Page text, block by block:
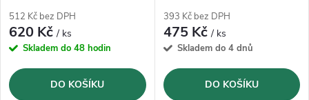
512 Kč bez DPH
620 Kč/ ks
Skladem do 48 hodin
DO KOŠÍKU
393 Kč bez DPH
475 Kč/ ks
Skladem do 4 dnů
DO KOŠÍKU